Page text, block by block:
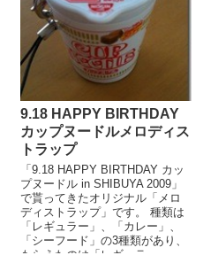
9.18 HAPPY BIRTHDAY
カップヌードルメロディス
トラップ
「9.18 HAPPY BIRTHDAY カッ
プヌードル in SHIBUYA 2009」
で貰ってきたオリジナル「メロ
ディストラップ」です。 種類は
「レギュラー」、「カレー」、
「シーフード」の3種類があり、
もらえたのは「レギュラー」...